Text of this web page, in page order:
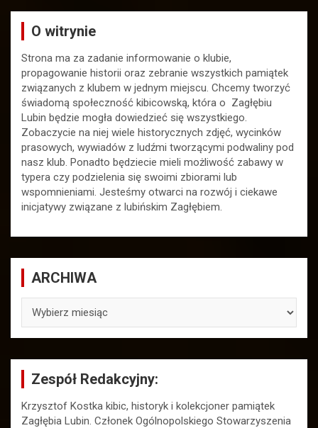
O witrynie
Strona ma za zadanie informowanie o klubie,
propagowanie historii oraz zebranie wszystkich pamiątek
związanych z klubem w jednym miejscu. Chcemy tworzyć
świadomą społeczność kibicowską, która o Zagłębiu
Lubin będzie mogła dowiedzieć się wszystkiego.
Zobaczycie na niej wiele historycznych zdjęć, wycinków
prasowych, wywiadów z ludźmi tworzącymi podwaliny pod
nasz klub. Ponadto będziecie mieli możliwość zabawy w
typera czy podzielenia się swoimi zbiorami lub
wspomnieniami. Jesteśmy otwarci na rozwój i ciekawe
inicjatywy związane z lubińskim Zagłębiem.
ARCHIWA
Zespół Redakcyjny:
Krzysztof Kostka kibic, historyk i kolekcjoner pamiątek
Zagłębia Lubin. Członek Ogólnopolskiego Stowarzyszenia